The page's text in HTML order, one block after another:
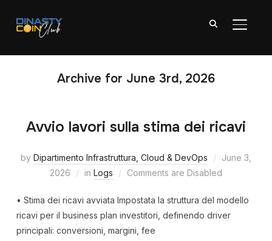
Archive for June 3rd, 2026
Avvio lavori sulla stima dei ricavi
by Dipartimento Infrastruttura, Cloud & DevOps
June 3,
2026
in Logs Comments are Disabled
• Stima dei ricavi avviata Impostata la struttura del modello
ricavi per il business plan investitori, definendo driver
principali: conversioni, margini, fee